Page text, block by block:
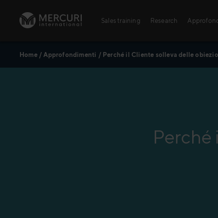
Sales training
Sales training
Research
Formazione
Home/Approfondimenti / Perché il Cliente solleva delle
Perché